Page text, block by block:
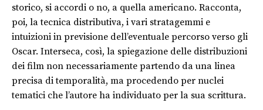
storico, si accordi o no, a quella americano. Racconta,
poi, la tecnica distributiva, i vari stratagemmi e
intuizioni in previsione dell’eventuale percorso verso gli
Oscar. Interseca, così, la spiegazione delle distribuzioni
dei film non necessariamente partendo da una linea
precisa di temporalità, ma procedendo per nuclei
tematici che l’autore ha individuato per la sua scrittura.